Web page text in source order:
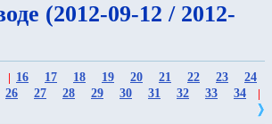
(2012-09-12 / 2012-
16 17 18 19 20 21 22 23 24
26 27 28 29 30 31 32 33 34